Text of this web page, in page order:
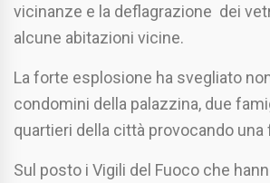
vicinanze e la deflagrazione dei
alcune abitazioni vicine.
La forte esplosione ha svegliato
condomini della palazzina, due
quartieri della città provocando una
Sul posto i Vigili del Fuoco che